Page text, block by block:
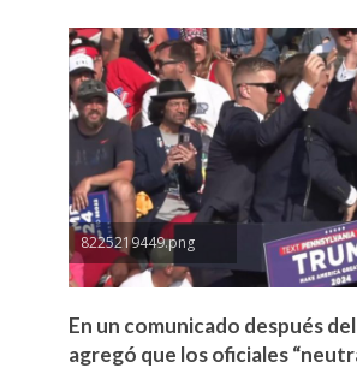
8225219449.png
En un comunicado después
agregó que los oficiales